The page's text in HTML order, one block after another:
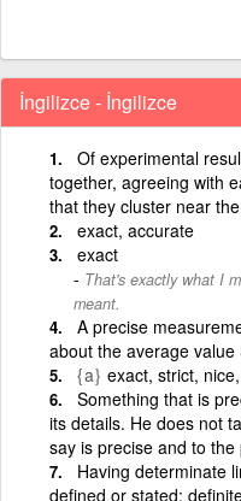
İngilizce - İngilizce
Of experimental
together, agreeing with
that they cluster near
exact, accurate
exact
That's exactly what I
meant.
A precise
about the average
{a} exact, strict,
Something that is
its details. He does not
say is precise and to the
Having determinate
defined or stated;